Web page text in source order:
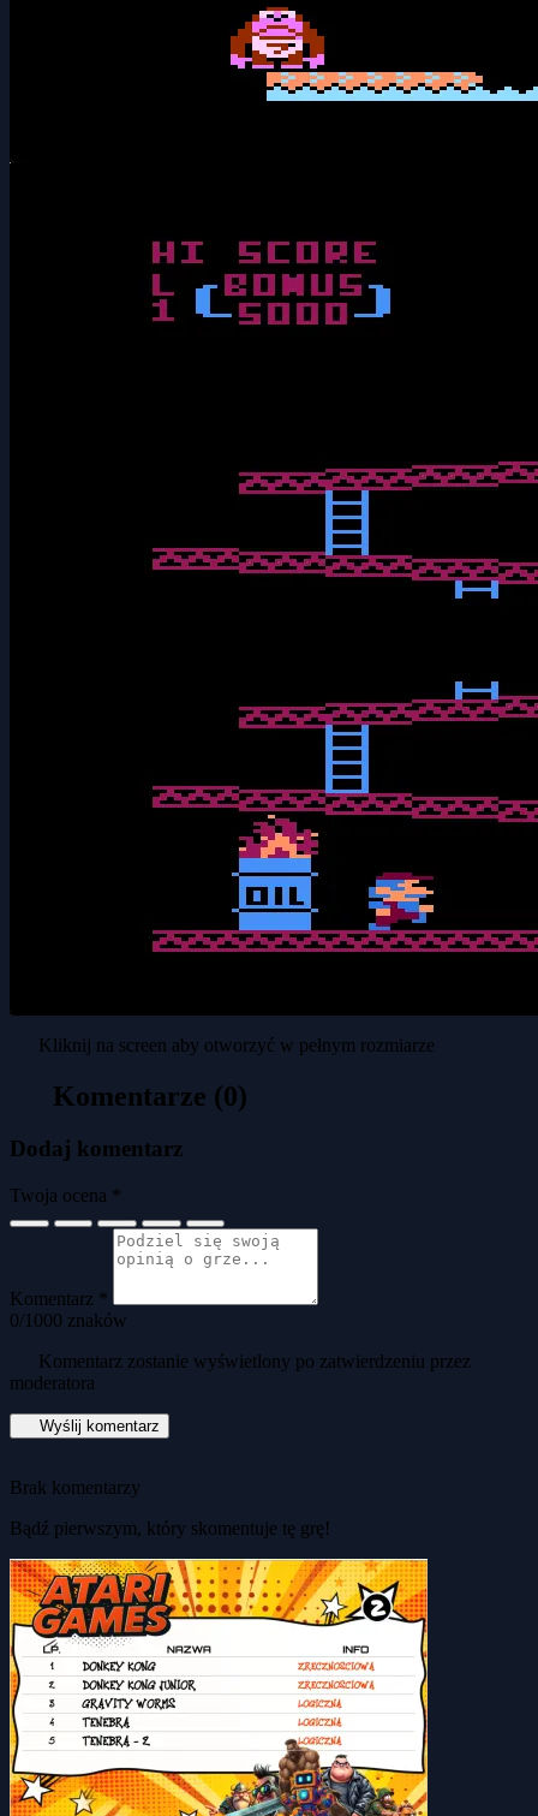
Kliknij na screen aby otworzyć w pełnym rozmiarze
Komentarze (0)
Dodaj komentarz
Twoja ocena *
Komentarz *
0/1000 znaków
Komentarz zostanie wyświetlony po zatwierdzeniu przez
moderatora
Wyślij komentarz
Brak komentarzy
Bądź pierwszym, który skomentuje tę grę!